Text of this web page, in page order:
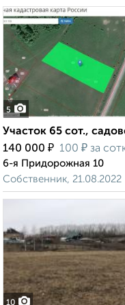
5
Участок 65 сот.,
140 000 ₽ 100 ₽ за
6-я Придорожная 10
Собственник, 21.08.2022
10